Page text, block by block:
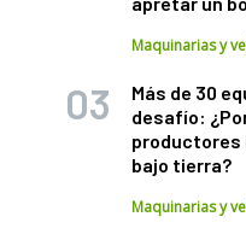
Maquinarias y
Más de 30
desafío:
bajo tierra?
Maquinarias y